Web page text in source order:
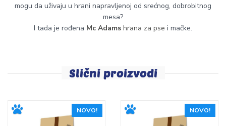
mogu da uživaju u hrani napravljenoj od srećnog, dobrobitnog
mesa?
I tada je rođena Mc Adams hrana za pse i mačke.
Slični proizvodi
NOVO! NOVO!